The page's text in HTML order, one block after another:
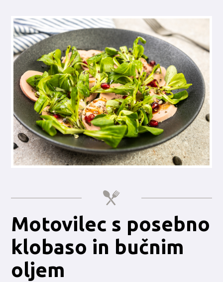
Motovilec s posebno
klobaso in bučnim
oljem